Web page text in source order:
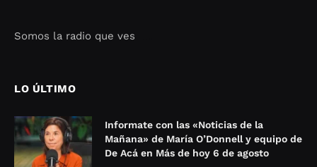
Somos la radio que ves
LO ÚLTIMO
Informate con las «Noticias de la
Mañana» de María O’Donnell y equipo de
De Acá en Más de hoy 6 de agosto